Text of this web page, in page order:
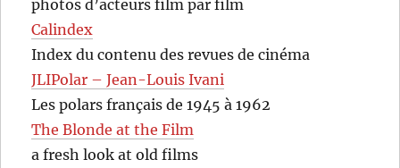
photos d’acteurs film par film
Calindex
Index du contenu des revues de cinéma
JLIPolar – Jean-Louis Ivani
Les polars français de 1945 à 1962
The Blonde at the Film
a fresh look at old films